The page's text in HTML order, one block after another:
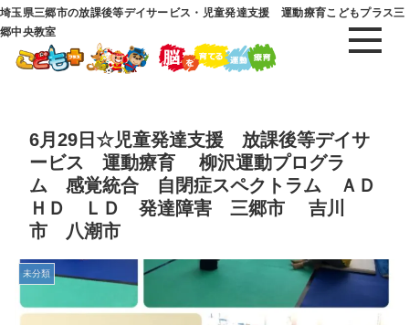
埼玉県三郷市の放課後等デイサービス・児童発達支援 運動療育こどもプラス三
郷中央教室
6月29日☆児童発達支援 放課後等デイサ
ービス 運動療育 柳沢運動プログラ
ム 感覚統合 自閉症スペクトラム ＡＤ
ＨＤ ＬＤ 発達障害 三郷市 吉川
市 八潮市
未分類